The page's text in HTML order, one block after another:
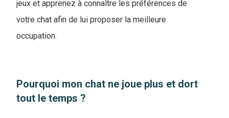
jeux et apprenez à connaître les préférences de
votre chat afin de lui proposer la meilleure
occupation.
Pourquoi mon chat ne joue plus et dort
tout le temps ?